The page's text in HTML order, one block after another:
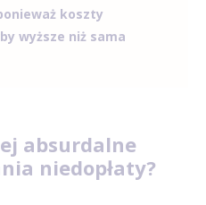
koszty
wyższe niż sama
absurdalne
niedopłaty?